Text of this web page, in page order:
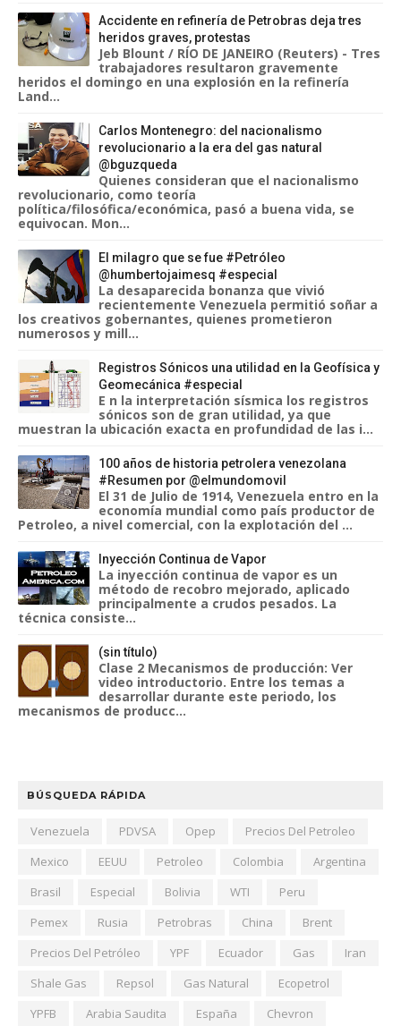
Accidente en refinería de Petrobras deja tres
heridos graves, protestas
Jeb Blount / RÍO DE JANEIRO (Reuters) - Tres
trabajadores resultaron gravemente
heridos el domingo en una explosión en la refinería
Land...
Carlos Montenegro: del nacionalismo
revolucionario a la era del gas natural
@bguzqueda
Quienes consideran que el nacionalismo
revolucionario, como teoría
política/filosófica/económica, pasó a buena vida, se
equivocan. Mon...
El milagro que se fue #Petróleo
@humbertojaimesq #especial
La desaparecida bonanza que vivió
recientemente Venezuela permitió soñar a
los creativos gobernantes, quienes prometieron
numerosos y mill...
Registros Sónicos una utilidad en la Geofísica y
Geomecánica #especial
E n la interpretación sísmica los registros
sónicos son de gran utilidad, ya que
muestran la ubicación exacta en profundidad de las i...
100 años de historia petrolera venezolana
#Resumen por @elmundomovil
El 31 de Julio de 1914, Venezuela entro en la
economía mundial como país productor de
Petroleo, a nivel comercial, con la explotación del ...
Inyección Continua de Vapor
La inyección continua de vapor es un
método de recobro mejorado, aplicado
principalmente a crudos pesados. La
técnica consiste...
(sin título)
Clase 2 Mecanismos de producción: Ver
video introductorio. Entre los temas a
desarrollar durante este periodo, los
mecanismos de producc...
BÚSQUEDA RÁPIDA
Venezuela PDVSA Opep
Precios Del Petroleo
Mexico
EEUU Petroleo Colombia
Argentina
Brasil
Especial Bolivia WTI
Peru
Pemex
Rusia Petrobras China
Brent
Precios Del Petróleo
YPF Ecuador Gas
Iran
Shale Gas
Repsol Gas Natural
Ecopetrol
YPFB
Arabia Saudita España
Chevron